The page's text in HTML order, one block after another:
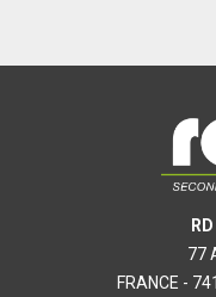
77
FRANCE -